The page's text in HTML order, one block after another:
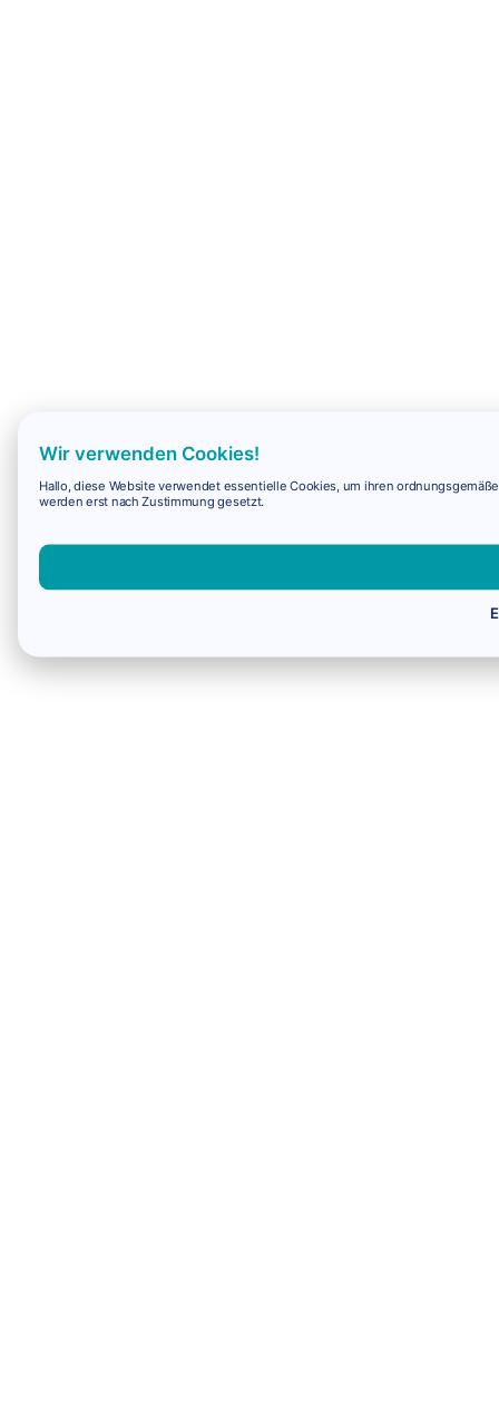
Wir verwenden Cookies!
Hallo, diese Website verwendet essentielle Cookies, um ihren
werden erst nach Zustimmung gesetzt.